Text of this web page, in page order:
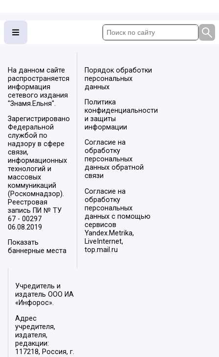
На данном сайте
распространяется
информация
сетевого издания
"Знамя.Ельня".
Зарегистрировано
Федеральной
службой по
надзору в сфере
связи,
информационных
технологий и
массовых
коммуникаций
(Роскомнадзор).
Реестровая
запись ПИ № ТУ
67 - 00297
06.08.2019
Показать
баннерные места
Порядок обработки
персональных
данных
Политика
конфиденциальности
и защиты
информации
Согласие на
обработку
персональных
данных обратной
связи
Согласие на
обработку
персональных
данных с помощью
сервисов
Yandex.Metrika,
LiveInternet,
top.mail.ru
Учредитель и
издатель ООО ИА
«Инфорос».
Адрес
учредителя,
издателя,
редакции:
117218, Россия, г.